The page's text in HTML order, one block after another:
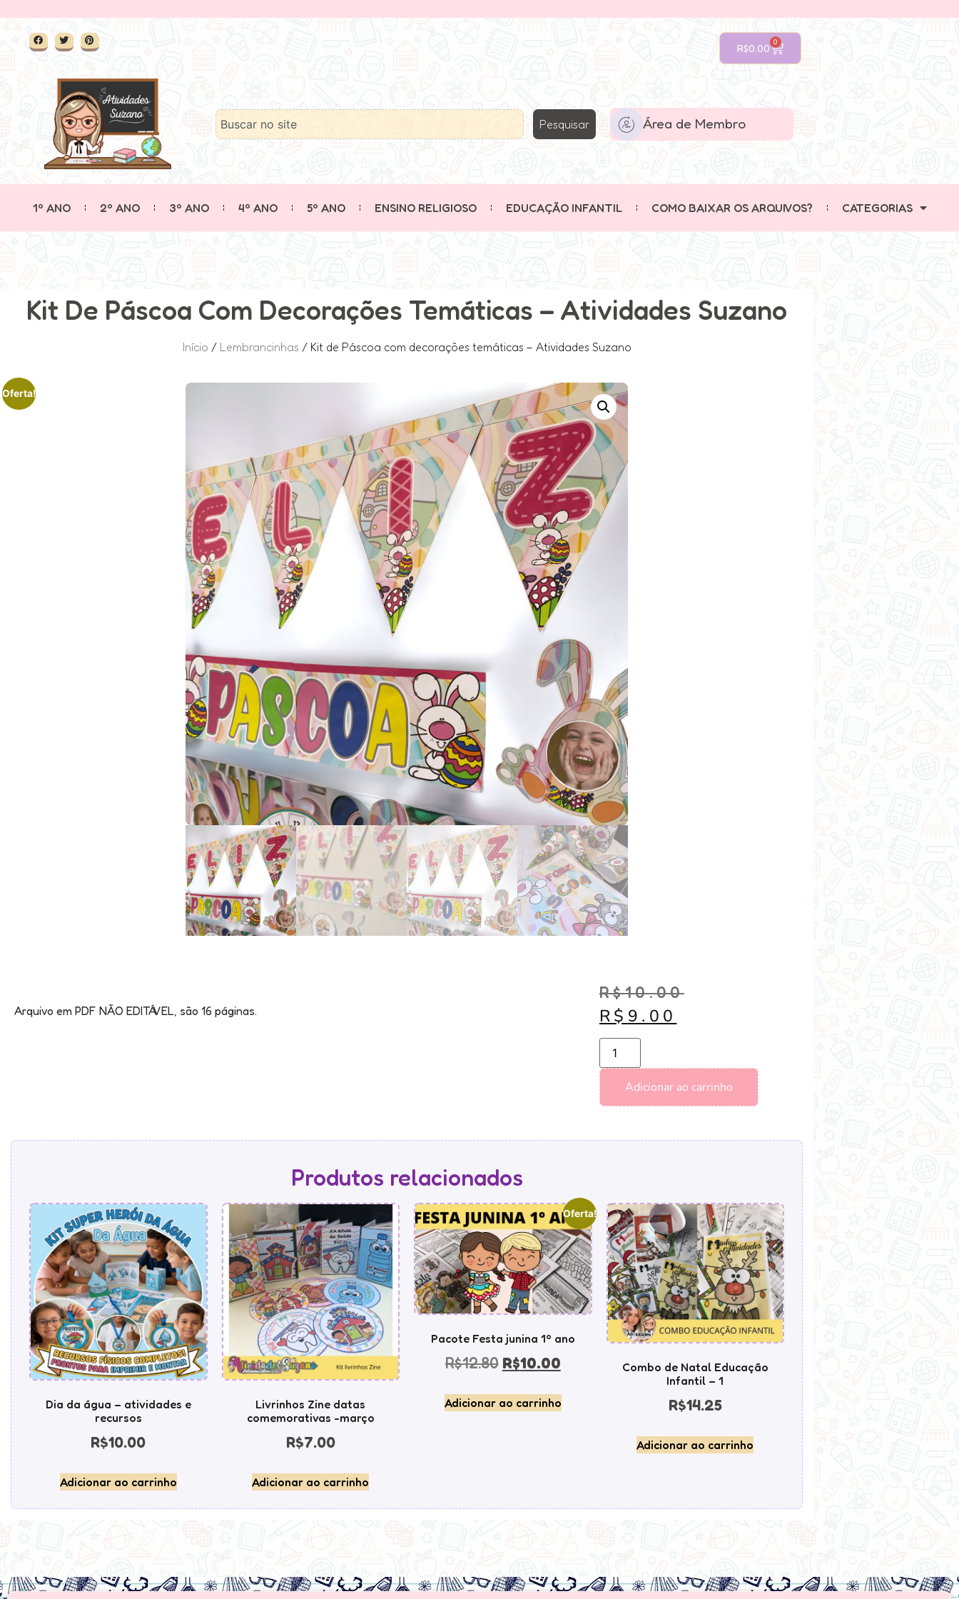
R$0.00 0
Pesquisar Área de Membro
1º ANO 2º ANO 3º ANO 4º ANO 5º ANO ENSINO RELIGIOSO EDUCAÇÃO INFANTIL COMO BAIXAR OS ARQUIVOS? CATEGORIAS
Kit De Páscoa Com Decorações Temáticas – Atividades Suzano
Início / Lembrancinhas / Kit de Páscoa com decorações temáticas – Atividades Suzano
Oferta!
Arquivo em PDF NÃO EDITÁVEL, são 16 páginas.
R$10.00
R$ 9.00
Adicionar ao carrinho
Produtos relacionados
Dia da água – atividades e
recursos
R$10.00
Adicionar ao carrinho
Livrinhos Zine datas
comemorativas -março
R$7.00
Adicionar ao carrinho
Oferta!
Pacote Festa junina 1º ano
R$12.80 R$10.00
Adicionar ao carrinho
Combo de Natal Educação
Infantil – 1
R$14.25
Adicionar ao carrinho